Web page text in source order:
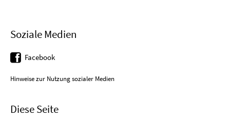
Soziale Medien
Facebook
Hinweise zur Nutzung sozialer Medien
Diese Seite